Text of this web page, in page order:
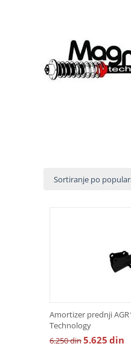
Sortiranje po
Amortizer prednji
Technology
6.250din5.625 din